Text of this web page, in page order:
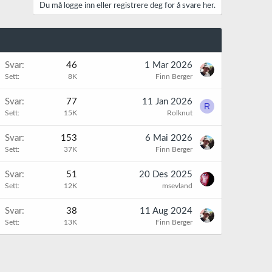
Du må logge inn eller registrere deg for å svare her.
Svar 46
Sett 8K
1 Mar 2026
Finn Berger
Svar 77
Sett 15K
11 Jan 2026
Rolknut
R
Svar 153
Sett 37K
6 Mai 2026
Finn Berger
Svar 51
Sett 12K
20 Des 2025
msevland
Svar 38
Sett 13K
11 Aug 2024
Finn Berger